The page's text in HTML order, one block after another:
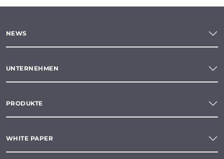
NEWS
UNTERNEHMEN
PRODUKTE
WHITE PAPER